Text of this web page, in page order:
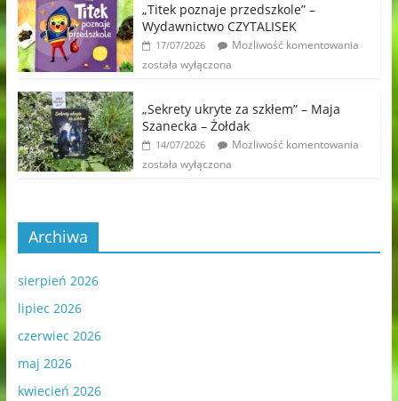
„Titek poznaje przedszkole” –
Wydawnictwo CZYTALISEK
17/07/2026
Możliwość komentowania
została wyłączona
„Sekrety ukryte za szkłem” – Maja
Szanecka – Żołdak
14/07/2026
Możliwość komentowania
została wyłączona
Archiwa
sierpień 2026
lipiec 2026
czerwiec 2026
maj 2026
kwiecień 2026